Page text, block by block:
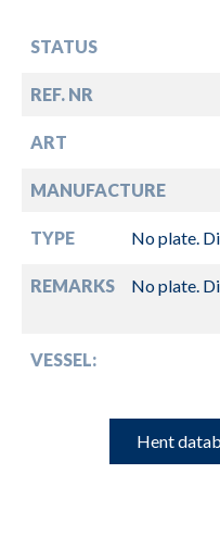
STATUS
REF. NR
ART
MANUFACTURE
TYPE No plate.
REMARKS
No plate.
VESSEL:
Hent